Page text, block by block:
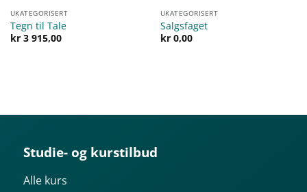
UKATEGORISERT
Tegn til Tale
kr3 915,00
UKATEGORISERT
Salgsfaget
kr0,00
Studie- og kurstilbud
Alle kurs